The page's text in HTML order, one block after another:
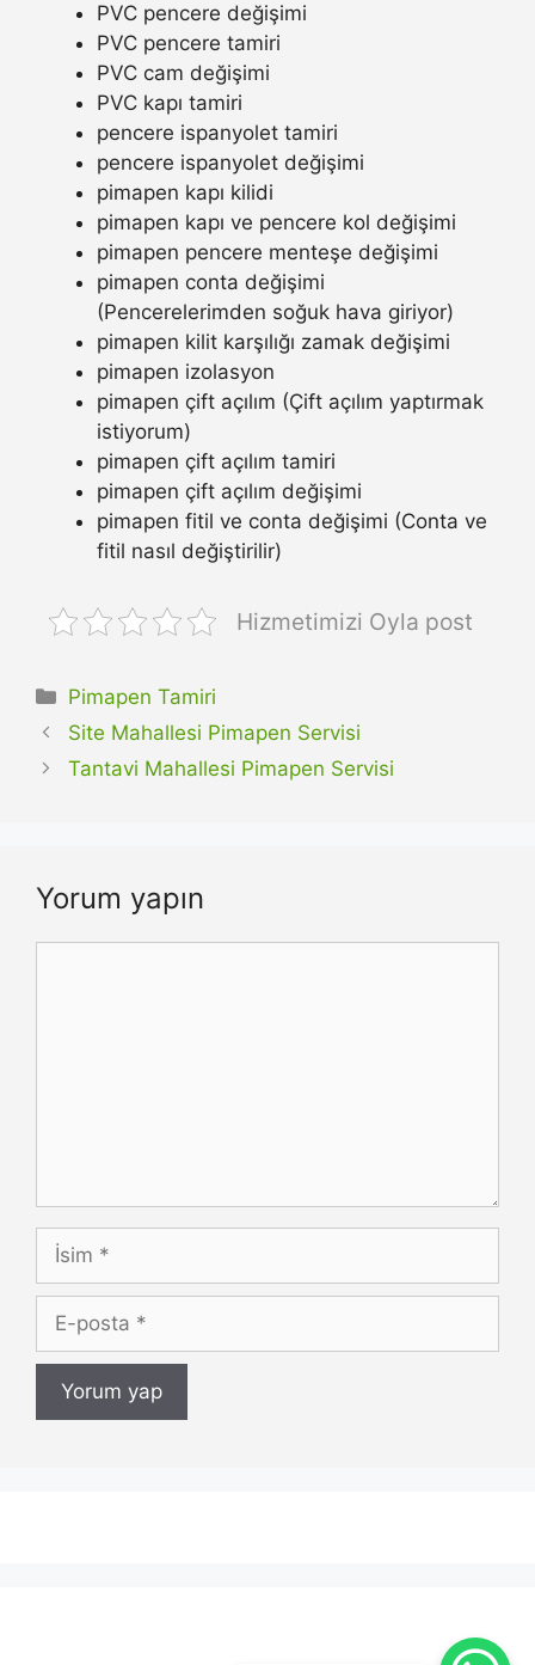
PVC pencere değişimi
PVC pencere tamiri
PVC cam değişimi
PVC kapı tamiri
pencere ispanyolet tamiri
pencere ispanyolet değişimi
pimapen kapı kilidi
pimapen kapı ve pencere kol değişimi
pimapen pencere menteşe değişimi
pimapen conta değişimi
(Pencerelerimden soğuk hava giriyor)
pimapen kilit karşılığı zamak değişimi
pimapen izolasyon
pimapen çift açılım (Çift açılım yaptırmak
istiyorum)
pimapen çift açılım tamiri
pimapen çift açılım değişimi
pimapen fitil ve conta değişimi (Conta ve
fitil nasıl değiştirilir)
Hizmetimizi Oyla post
Kategoriler
Pimapen Tamiri
Site Mahallesi Pimapen Servisi
Tantavi Mahallesi Pimapen Servisi
Yorum yapın
İsim
posta